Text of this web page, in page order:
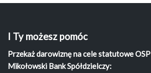
I Ty możesz pomóc
Przekaż darowiznę na cele statutowe OSP
Mikołowski Bank Spółdzielczy: